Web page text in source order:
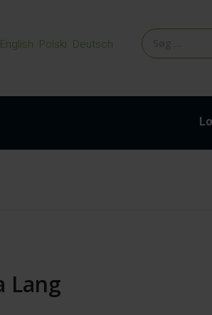
English Polski Deutsch
Lang